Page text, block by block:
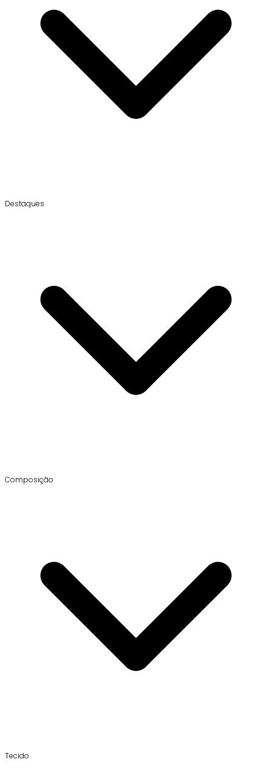
Destaques
Composição
Tecido